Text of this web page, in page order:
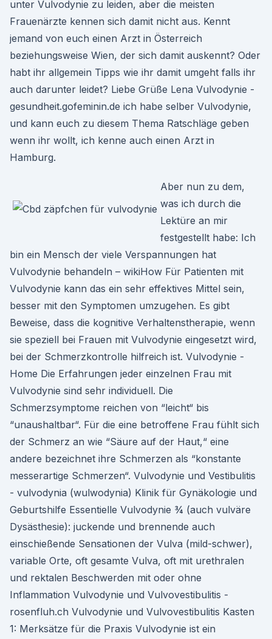
unter Vulvodynie zu leiden, aber die meisten
Frauenärzte kennen sich damit nicht aus. Kennt
jemand von euch einen Arzt in Österreich
beziehungsweise Wien, der sich damit auskennt? Oder
habt ihr allgemein Tipps wie ihr damit umgeht falls ihr
auch darunter leidet? Liebe Grüße Lena Vulvodynie -
gesundheit.gofeminin.de ich habe selber Vulvodynie,
und kann euch zu diesem Thema Ratschläge geben
wenn ihr wollt, ich kenne auch einen Arzt in
Hamburg.
Aber nun zu dem,
was ich durch die
Lektüre an mir
festgestellt habe: Ich
bin ein Mensch der viele Verspannungen hat
Vulvodynie behandeln – wikiHow Für Patienten mit
Vulvodynie kann das ein sehr effektives Mittel sein,
besser mit den Symptomen umzugehen. Es gibt
Beweise, dass die kognitive Verhaltenstherapie, wenn
sie speziell bei Frauen mit Vulvodynie eingesetzt wird,
bei der Schmerzkontrolle hilfreich ist. Vulvodynie -
Home Die Erfahrungen jeder einzelnen Frau mit
Vulvodynie sind sehr individuell. Die
Schmerzsymptome reichen von “leicht“ bis
“unaushaltbar“. Für die eine betroffene Frau fühlt sich
der Schmerz an wie “Säure auf der Haut,“ eine
andere bezeichnet ihre Schmerzen als “konstante
messerartige Schmerzen“. Vulvodynie und Vestibulitis
- vulvodynia (wulwodynia) Klinik für Gynäkologie und
Geburtshilfe Essentielle Vulvodynie ¾ (auch vulväre
Dysästhesie): juckende und brennende auch
einschießende Sensationen der Vulva (mild-schwer),
variable Orte, oft gesamte Vulva, oft mit urethralen
und rektalen Beschwerden mit oder ohne
Inflammation Vulvodynie und Vulvovestibulitis -
rosenfluh.ch Vulvodynie und Vulvovestibulitis Kasten
1: Merksätze für die Praxis Vulvodynie ist ein